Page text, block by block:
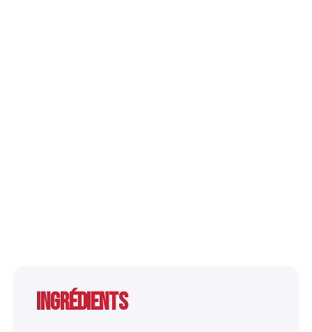
Ingrédients